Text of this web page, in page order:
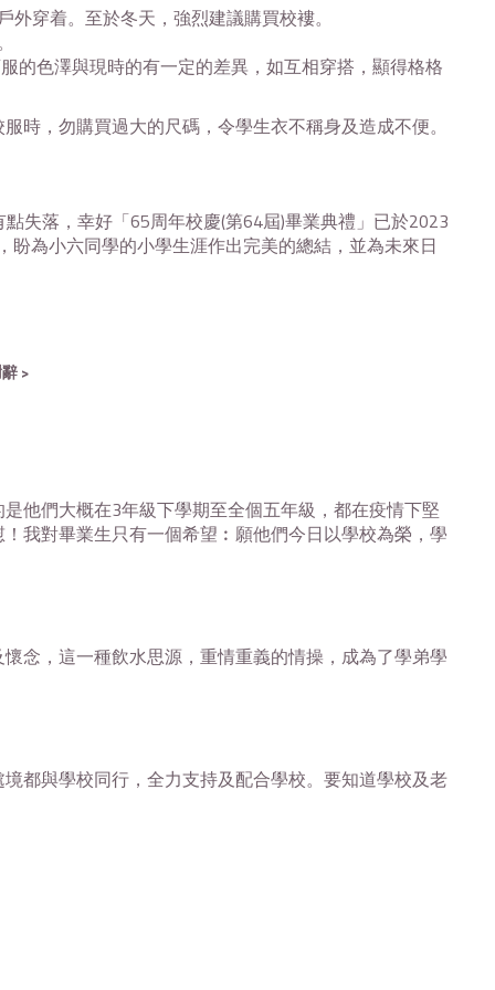
穿着。至於冬天，強烈建議購買校褸。
的色澤與現時的有一定的差異，如互相穿搭，顯得格格
，勿購買過大的尺碼，令學生衣不稱身及造成不便。
失落，幸好「65周年校慶(第64屆)畢業典禮」已於2023
為小六同學的小學生涯作出完美的總結，並為未來日
>
他們大概在3年級下學期至全個五年級，都在疫情下堅
我對畢業生只有一個希望︰願他們今日以學校為榮，學
，這一種飲水思源，重情重義的情操，成為了學弟學
與學校同行，全力支持及配合學校。要知道學校及老